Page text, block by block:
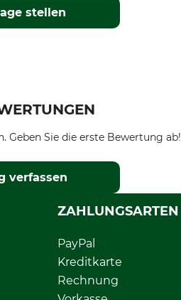
stellen
Geben Sie die erste Bewertung ab!
verfassen
ZAHLUNGSARTEN
PayPal
Kreditkarte
Rechnung